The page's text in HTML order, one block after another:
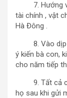
7. Hướng về
tài chính , vật
Hà Đông .
8. Vào dịp
ý kiến bà con,
cho năm tiếp
9. Tất cả
họ sau khi gửi